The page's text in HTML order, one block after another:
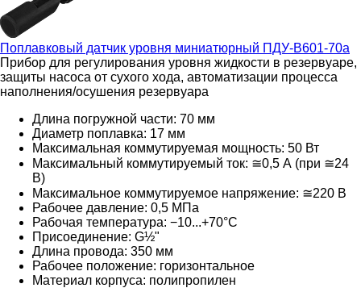
Поплавковый датчик уровня миниатюрный ПДУ-В601-70а
Прибор для регулирования уровня жидкости в резервуаре,
защиты насоса от сухого хода, автоматизации процесса
наполнения/осушения резервуара
Длина погружной части: 70 мм
Диаметр поплавка: 17 мм
Максимальная коммутируемая мощность: 50 Вт
Максимальный коммутируемый ток: ≅0,5 А (при ≅24
В)
Максимальное коммутируемое напряжение: ≅220 В
Рабочее давление: 0,5 МПа
Рабочая температура: −10...+70°С
Присоединение: G½"
Длина провода: 350 мм
Рабочее положение: горизонтальное
Материал корпуса: полипропилен